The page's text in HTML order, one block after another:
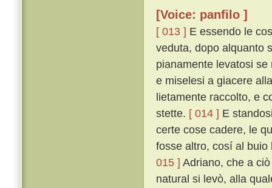
[Voice: panfilo ]
[ 013 ] E essendo le
veduta, dopo alquanto
pianamente levatosi
e miselesi a giacere
lietamente raccolto, e
stette. [ 014 ] E
certe cose cadere, le
fosse altro, cosí al
015 ] Adriano, che a
natural si levò, alla